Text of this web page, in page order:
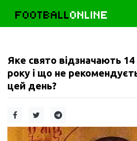
FOOTBALLONLINE
Яке свято відзначають 14
року і що не
цей день?